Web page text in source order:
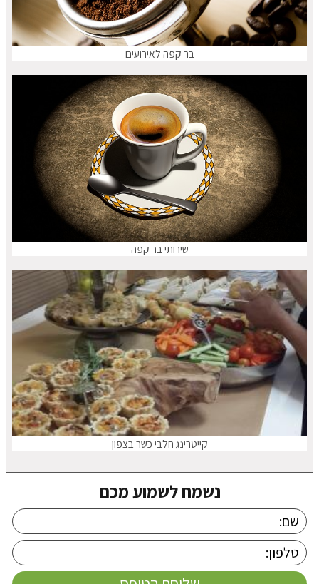
בר קפה לאירועים
שירותי בר קפה
קייטרינג חלבי כשר בצפון
נשמח לשמוע מכם